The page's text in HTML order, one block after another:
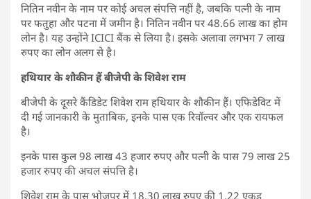
नितिन नवीन के नाम पर कोई अचल संपत्ति नहीं है, जबकि पत्नी के नाम
पर फतुहा और पटना में जमीन है। नितिन नवीन पर 48.66 लाख का होम
लोन है। यह उन्होंने ICICI बैंक से लिया है। इसके अलावा लगभग 7 लाख
रुपए का लोन अलग से है।
हथियार के शौकीन हैं बीजेपी के शिवेश राम
बीजेपी के दूसरे कैंडिडेट शिवेश राम हथियार के शौकीन हैं। एफिडेविट में
दी गई जानकारी के मुताबिक, इनके पास एक रिवॉल्वर और एक रायफल
है।
इनके पास कुल 98 लाख 43 हजार रुपए और पत्नी के पास 79 लाख 25
हजार रुपए की अचल संपत्ति है।
शिवेश राम के पास भोजपुर में 18.30 लाख रुपए की 1.22 एकड़